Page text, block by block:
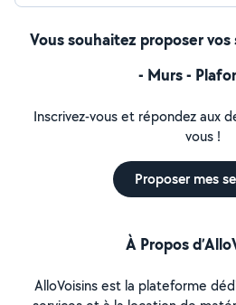
Vous souhaitez proposer
- Murs -
Inscrivez-vous et répondez aux
vous !
Proposer mes
À Propos
AlloVoisins est la plateforme